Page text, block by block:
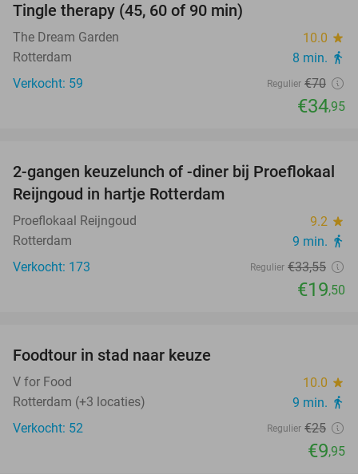
Tingle therapy (45, 60 of 90 min)
The Dream Garden 10.0 star
Rotterdam 8 min. directions_walk
Verkocht: 59 Regulier €70
€34,95
42%
2-gangen keuzelunch of -diner bij Proeflokaal
Reijngoud in hartje Rotterdam
Proeflokaal Reijngoud 9.2 star
Rotterdam 9 min. directions_walk
Verkocht: 173 Regulier €33,55
€19,50
Foodtour in stad naar keuze
V for Food 10.0 star
Rotterdam (+3 locaties) 9 min. directions_walk
Verkocht: 52 Regulier €25
€9,95